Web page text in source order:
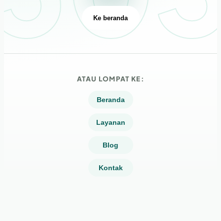
Ke beranda
ATAU LOMPAT KE:
Beranda
Layanan
Blog
Kontak